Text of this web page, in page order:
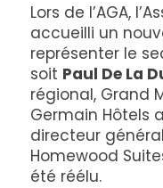
Lors de l’AGA,
accueilli un
représenter le
soit Paul De La
régional, Grand
Germain Hôtels
directeur
Homewood
été réélu.